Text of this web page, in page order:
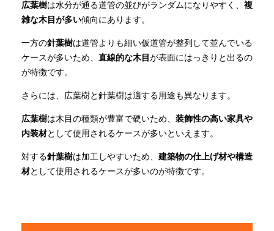
広葉樹は水分が通る道管の並びがランダムになりやすく、 複
雑な木目が多い傾向にあります。
一方の針葉樹は道管よりも細い仮道管が整列して並んでいる
ケースが多いため、 直線的な木目が表面にはっきりと出るの
が特徴です。
さらには、広葉樹と針葉樹は適する用途も異なります。
広葉樹は木目の種類が豊富で硬いため、 装飾性の高い家具や
内装材として使用されるケースが多いといえます。
対する針葉樹は加工しやすいため、 建築物の仕上げ材や構造
材として使用されるケースが多いのが特徴です。